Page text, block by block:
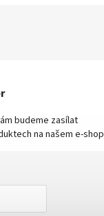
budeme zasílat
na našem e-